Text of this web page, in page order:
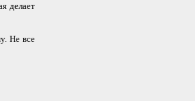
делает
Не все